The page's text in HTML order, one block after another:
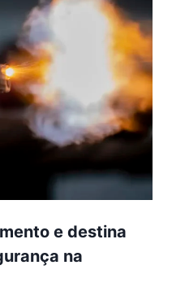
e destina
na